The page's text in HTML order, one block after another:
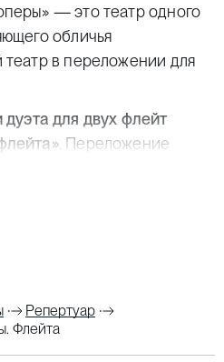
— это театр одного
обличья
в переложении для
дуэта для двух флейт
. Переложение
премьеры. На то был
Папагено.
Репертуар
Флейта